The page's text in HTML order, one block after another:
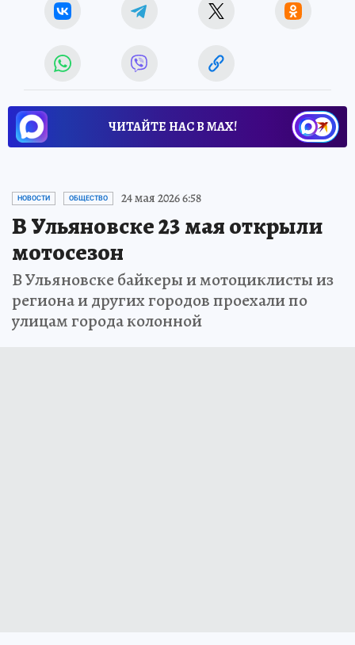
ЧИТАЙТЕ НАС В МАХ!
НОВОСТИ ОБЩЕСТВО 24 мая 2026 6:58
В Ульяновске 23 мая открыли
мотосезон
В Ульяновске байкеры и мотоциклисты из
региона и других городов проехали по
улицам города колонной